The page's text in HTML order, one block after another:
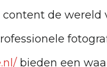
de
bieden een